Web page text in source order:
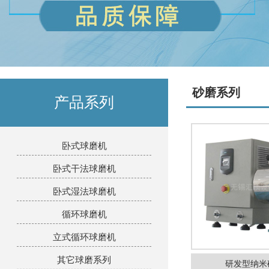
产品系列
卧式球磨机
卧式干法球磨机
卧式湿法球磨机
循环球磨机
立式循环球磨机
其它球磨系列
砂磨系列
研发型纳